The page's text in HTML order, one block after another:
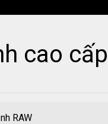
cao cấp
RAW